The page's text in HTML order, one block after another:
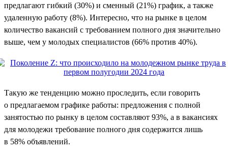
предлагают гибкий (30%) и сменный (21%) график, а также
удаленную работу (8%). Интересно, что на рынке в целом
количество вакансий с требованием полного дня значительно
выше, чем у молодых специалистов (66% против 40%).
Такую же тенденцию можно проследить, если говорить
о предлагаемом графике работы: предложения с полной
занятостью по рынку в целом составляют 93%, а в вакансиях
для молодежи требование полного дня содержится лишь
в 58% объявлений.